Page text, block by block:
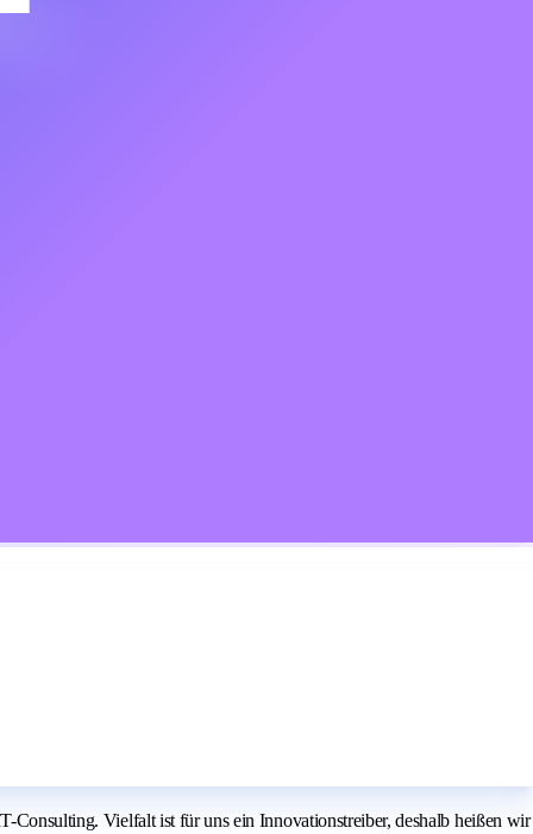
Consulting. Vielfalt ist für uns ein Innovationstreiber, deshalb heißen wir